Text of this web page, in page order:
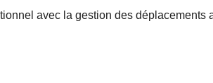
avec la gestion des déplacements